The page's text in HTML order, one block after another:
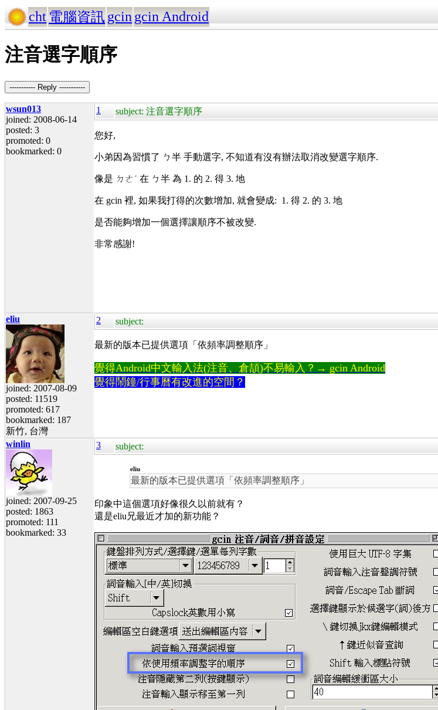
cht 電腦資訊 gcin gcin Android
注音選字順序
----------- Reply -----------
wsun013
joined: 2008-06-14
posted: 3
promoted: 0
bookmarked: 0
1 subject: 注音選字順序
您好,
小弟因為習慣了 ㄅ半 手動選字, 不知道有沒有辦法取消改變選字順序.
像是 ㄉㄜ˙ 在 ㄅ半 為 1. 的 2. 得 3. 地
在 gcin 裡, 如果我打得的次數增加, 就會變成: 1. 得 2. 的 3. 地
是否能夠增加一個選擇讓順序不被改變.
非常感謝!
eliu
joined: 2007-08-09
posted: 11519
promoted: 617
bookmarked: 187
新竹, 台灣
2 subject:
最新的版本已提供選項「依頻率調整順序」
覺得Android中文輸入法(注音、倉頡)不易輸入？→ gcin Android
覺得鬧鐘/行事曆有改進的空間？
winlin
joined: 2007-09-25
posted: 1863
promoted: 111
bookmarked: 33
3 subject:
eliu
最新的版本已提供選項「依頻率調整順序」
印象中這個選項好像很久以前就有？
還是eliu兄最近才加的新功能？